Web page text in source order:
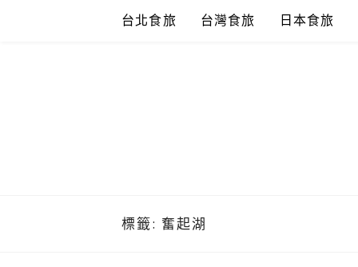
台北食旅 台灣食旅 日本食旅
標籤: 奮起湖